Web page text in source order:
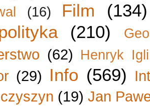
(16) Film
(134)
(210)
(62) Henryk
(29) Info (569)
(19) Jan